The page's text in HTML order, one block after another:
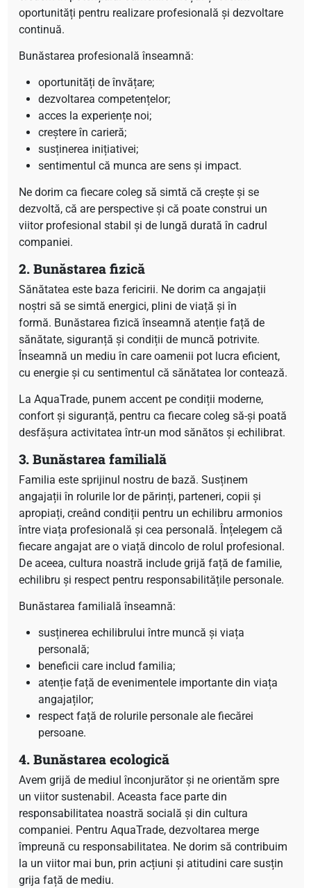
oportunități pentru realizare profesională și dezvoltare
continuă.
Bunăstarea profesională înseamnă:
oportunități de învățare;
dezvoltarea competențelor;
acces la experiențe noi;
creștere în carieră;
susținerea inițiativei;
sentimentul că munca are sens și impact.
Ne dorim ca fiecare coleg să simtă că crește și se
dezvoltă, că are perspective și că poate construi un
viitor profesional stabil și de lungă durată în cadrul
companiei.
2. Bunăstarea fizică
Sănătatea este baza fericirii. Ne dorim ca angajații
noștri să se simtă energici, plini de viață și în
formă. Bunăstarea fizică înseamnă atenție față de
sănătate, siguranță și condiții de muncă potrivite.
Înseamnă un mediu în care oamenii pot lucra eficient,
cu energie și cu sentimentul că sănătatea lor contează.
La AquaTrade, punem accent pe condiții moderne,
confort și siguranță, pentru ca fiecare coleg să-și poată
desfășura activitatea într-un mod sănătos și echilibrat.
3. Bunăstarea familială
Familia este sprijinul nostru de bază. Susținem
angajații în rolurile lor de părinți, parteneri, copii și
apropiați, creând condiții pentru un echilibru armonios
între viața profesională și cea personală. Înțelegem că
fiecare angajat are o viață dincolo de rolul profesional.
De aceea, cultura noastră include grijă față de familie,
echilibru și respect pentru responsabilitățile personale.
Bunăstarea familială înseamnă:
susținerea echilibrului între muncă și viața
personală;
beneficii care includ familia;
atenție față de evenimentele importante din viața
angajaților;
respect față de rolurile personale ale fiecărei
persoane.
4. Bunăstarea ecologică
Avem grijă de mediul înconjurător și ne orientăm spre
un viitor sustenabil. Aceasta face parte din
responsabilitatea noastră socială și din cultura
companiei. Pentru AquaTrade, dezvoltarea merge
împreună cu responsabilitatea. Ne dorim să contribuim
la un viitor mai bun, prin acțiuni și atitudini care susțin
grija față de mediu.